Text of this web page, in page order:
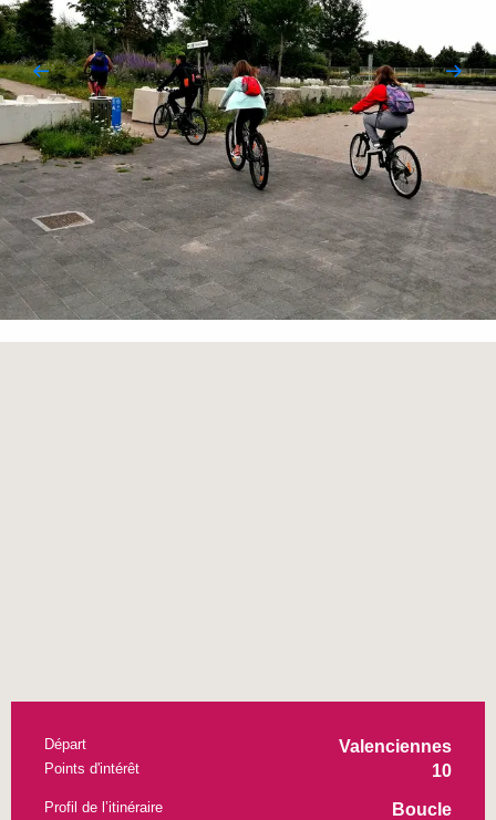
Informations pratiques
Départ Valenciennes
Points d'intérêt 10
Profil de l’itinéraire Boucle